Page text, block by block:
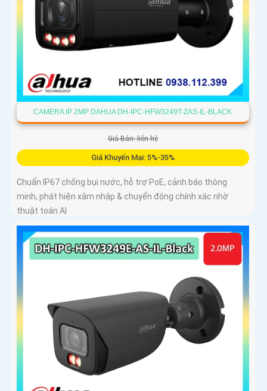
CAMERA IP 2MP DAHUA DH-IPC-HFW3249T-ZAS-IL-BLACK
Giá Bán: liên hệ
Giá Khuyến Mại: 5%-35%
Chuẩn IP67 chống bụi nước, hỗ trợ PoE, cảnh báo thông
minh, phát hiện xâm nhập & chuyển động chính xác nhờ
thuật toán AI